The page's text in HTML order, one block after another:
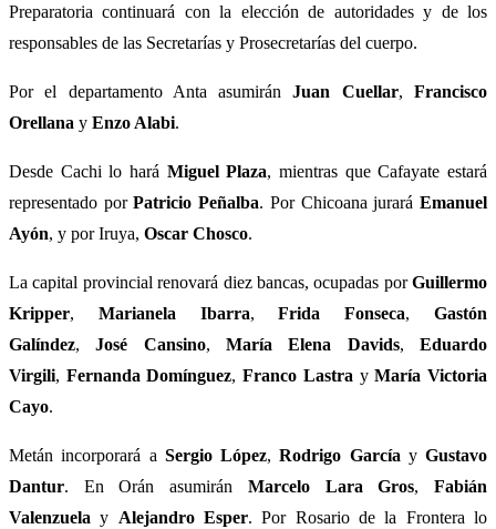
Preparatoria continuará con la elección de autoridades y de los
responsables de las Secretarías y Prosecretarías del cuerpo.
Por el departamento Anta asumiránJuan Cuellar,Francisco
Orellana y Enzo Alabi.
Desde Cachi lo hará Miguel Plaza, mientras que Cafayate estará
representado porPatricio Peñalba. Por Chicoana juraráEmanuel
Ayón, y por Iruya, Oscar Chosco.
La capital provincial renovará diez bancas, ocupadas porGuillermo
Kripper, Marianela Ibarra,Frida Fonseca,Gastón
Galíndez,José Cansino,María Elena Davids,Eduardo
Virgili, Fernanda Domínguez,Franco Lastra yMaría Victoria
Cayo.
Metán incorporará a Sergio López,Rodrigo García y Gustavo
Dantur. En Orán asumirán Marcelo Lara Gros,Fabián
Valenzuela y Alejandro Esper. Por Rosario de la Frontera lo